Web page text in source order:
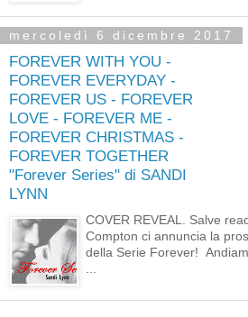
mercoledì 6 dicembre 2017
FOREVER WITH YOU -
FOREVER EVERYDAY -
FOREVER US - FOREVER
LOVE - FOREVER ME -
FOREVER CHRISTMAS -
FOREVER TOGETHER
"Forever Series" di SANDI
LYNN
COVER REVEAL. Salve
Compton ci annuncia la
della Serie Forever!